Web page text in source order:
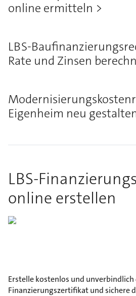
online ermitteln
LBS-
Rate und Zinsen
Eigenheim neu
LBS-
online erstellen
Erstelle kostenlos und unverbindlich
Finanzierungszertifikat und sichere